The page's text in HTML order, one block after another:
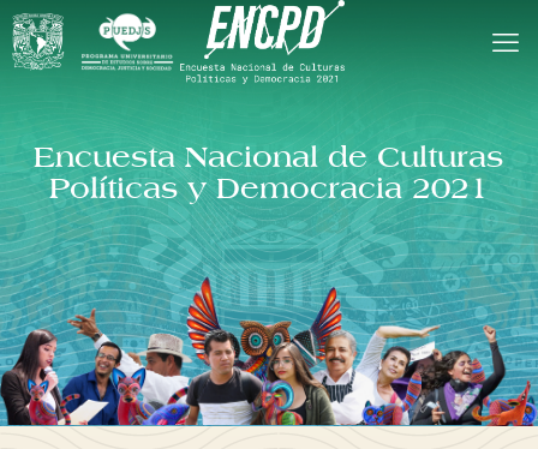
Encuesta Nacional de Culturas
Políticas y Democracia 2021